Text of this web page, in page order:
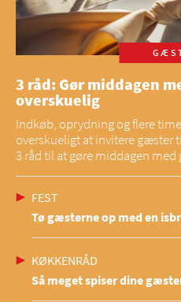
3 råd: Gør middagen
overskuelig
Indkøb, oprydning og flere
overskueligt at invitere gæster
3 råd til at gøre middagen
FEST
Tø gæsterne op med en
KØKKENRÅD
Så meget spiser dine